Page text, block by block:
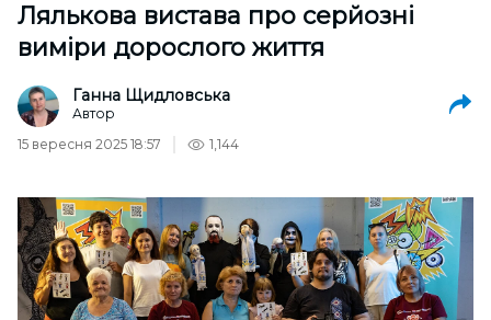
Лялькова вистава про серйозні
виміри дорослого життя
Ганна Щидловська
Автор
15 вересня 2025 18:57
1,144